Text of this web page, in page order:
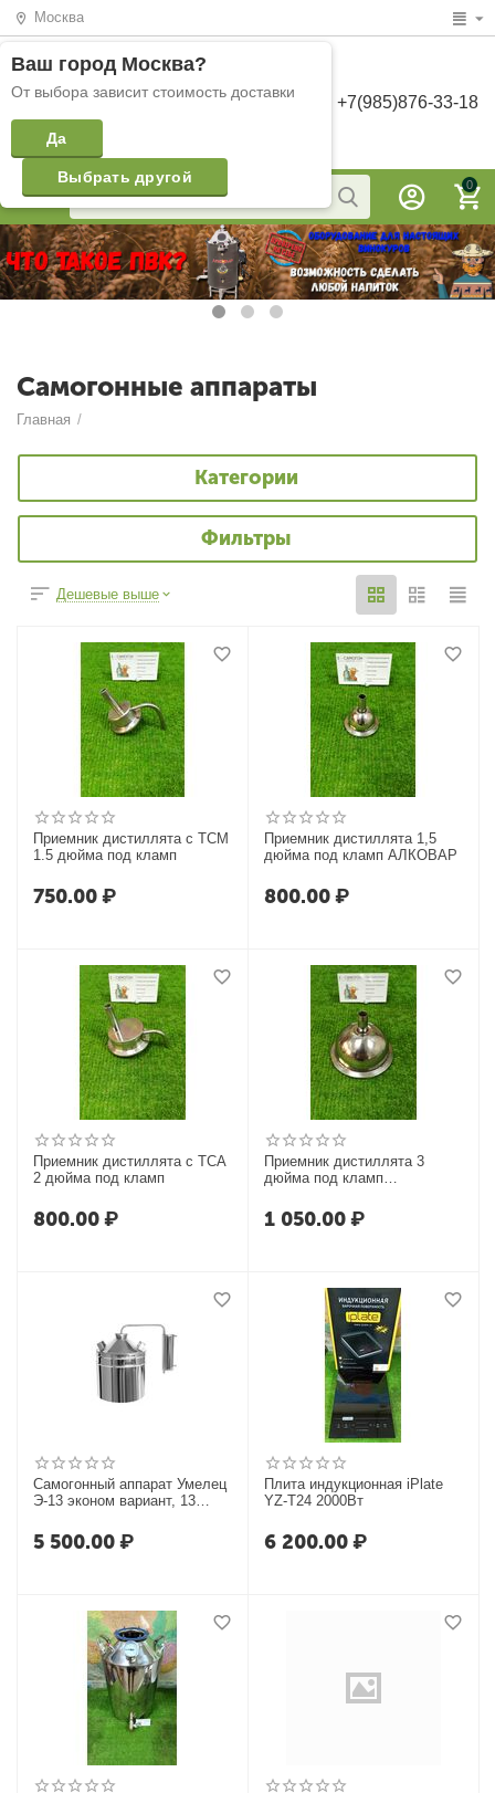
Москва
Ваш город Москва?
От выбора зависит стоимость доставки
Да
Выбрать другой
+7(985)876-33-18
0
Самогонные аппараты
Главная /
Категории
Фильтры
Дешевые выше
Приемник дистиллята с ТСМ
1.5 дюйма под кламп
750.00₽
Приемник дистиллята 1,5
дюйма под кламп АЛКОВАР
800.00₽
Приемник дистиллята с ТСА
2 дюйма под кламп
800.00₽
Приемник дистиллята 3
дюйма под кламп
1 050.00₽
Самогонный аппарат Умелец
Э-13 эконом вариант, 13
5 500.00₽
Плита индукционная iPlate
YZ-T24 2000Вт
6 200.00₽